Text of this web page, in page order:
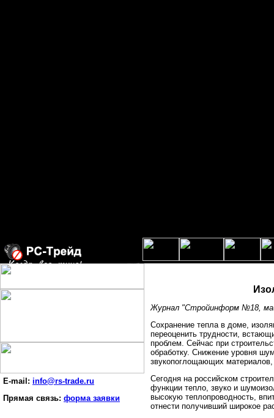
E-mail: info@rs-trade.ru
Прямая связь: форма заявки
Журнал "Стройинформ №18,
Сохранение тепла в доме,
переоценить трудности,
проблем. Сейчас при
обработку. Снижение уровня
звукопоглощающих
Сегодня на российском
функции тепло, звуко и
высокую теплопроводность,
отнести получивший широкое